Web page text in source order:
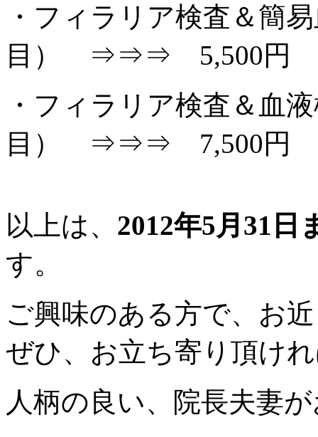
・フィラリア検査＆簡
目） ⇒⇒⇒ 5,500円
・フィラリア検査＆血
目） ⇒⇒⇒ 7,500円
以上は、 2012年5月31日
す。
ご興味のある方で、お
ぜひ、お立ち寄り頂け
人柄の良い、院長夫妻